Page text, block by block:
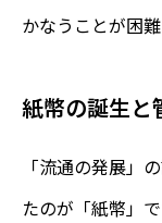
かなうことが困難
紙幣の誕生と
「流通の発展」
たのが「紙幣」で